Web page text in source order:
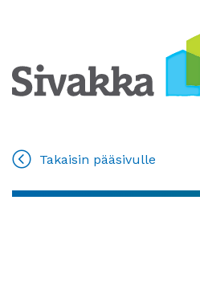
Takaisin pääsivulle